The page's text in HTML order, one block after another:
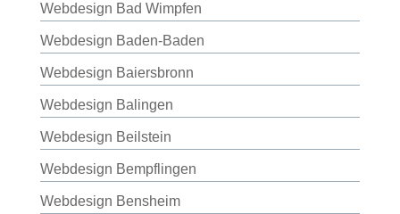
Webdesign Bad Wimpfen
Webdesign Baden-Baden
Webdesign Baiersbronn
Webdesign Balingen
Webdesign Beilstein
Webdesign Bempflingen
Webdesign Bensheim